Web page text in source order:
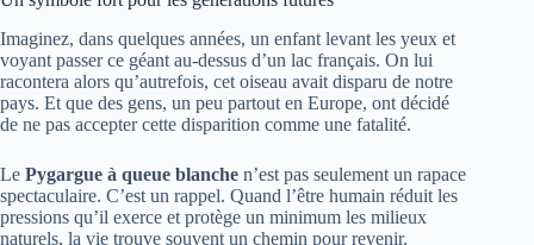
Imaginez, dans quelques années, un enfant levant les yeux et
voyant passer ce géant au-dessus d’un lac français. On lui
racontera alors qu’autrefois, cet oiseau avait disparu de notre
pays. Et que des gens, un peu partout en Europe, ont décidé
de ne pas accepter cette disparition comme une fatalité.
Le Pygargue à queue blanche n’est pas seulement un rapace
spectaculaire. C’est un rappel. Quand l’être humain réduit les
pressions qu’il exerce et protège un minimum les milieux
naturels, la vie trouve souvent un chemin pour revenir.